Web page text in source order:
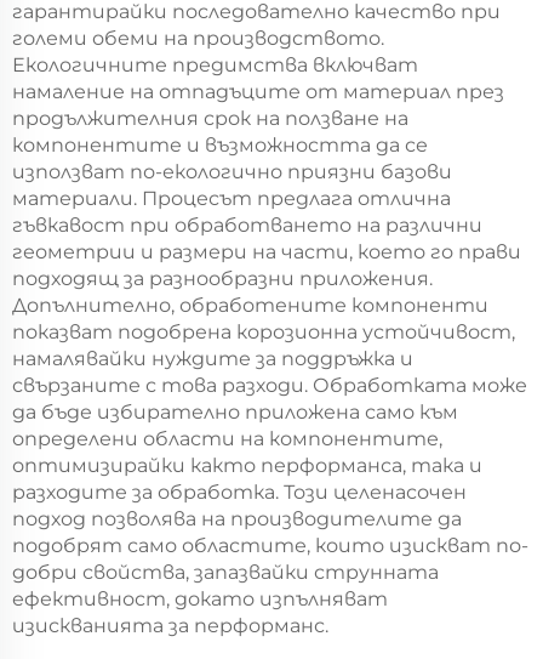
гарантирайки последователно качество при
големи обеми на производството.
Екологичните предимства включват
намаление на отпадъците от материал през
продължителния срок на ползване на
компонентите и възможността да се
използват по-екологично приязни базови
материали. Процесът предлага отлична
гъвкавост при обработването на различни
геометрии и размери на части, което го прави
подходящ за разнообразни приложения.
Допълнително, обработените компоненти
показват подобрена корозионна устойчивост,
намалявайки нуждите за поддръжка и
свързаните с това разходи. Обработката може
да бъде избирателно приложена само към
определени области на компонентите,
оптимизирайки както перформанса, така и
разходите за обработка. Този целенасочен
подход позволява на производителите да
подобрят само областите, които изискват по-
добри свойства, запазвайки струнната
ефективност, докато изпълняват
изискванията за перформанс.